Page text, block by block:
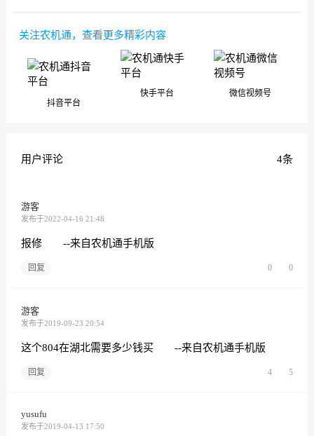
关注农机通，查看更多精彩内容
抖音平台
快手平台 微信视频号
用户评论 4条
游客
发布于2022-04-16 21:48
报修 --来自农机通手机版
回复 0 0
游客
发布于2019-09-23 20:54
这个804在湖北需要多少钱买 --来自农机通手机版
回复 4 5
yusufu
发布于2019-04-13 17:50